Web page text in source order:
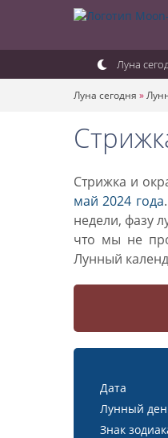
Луна
Луна сегодня »
Стрижка и
май 2024 года
недели, фазу
что мы не
Лунный
Дата
Лунный
Знак